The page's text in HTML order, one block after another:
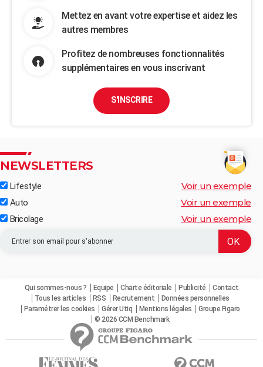
Mettez en avant votre expertise et aidez les
autres membres
Profitez de nombreuses fonctionnalités
supplémentaires en vous inscrivant
S'INSCRIRE
NEWSLETTERS
Lifestyle Voir un exemple
Auto Voir un exemple
Bricolage Voir un exemple
Qui sommes-nous ? Equipe Charte éditoriale Publicité
Contact
Tous les articles
RSS Recrutement
Données personnelles
Paramétrer les cookies
Gérer Utiq Mentions légales
Groupe Figaro
© 2026 CCM Benchmark